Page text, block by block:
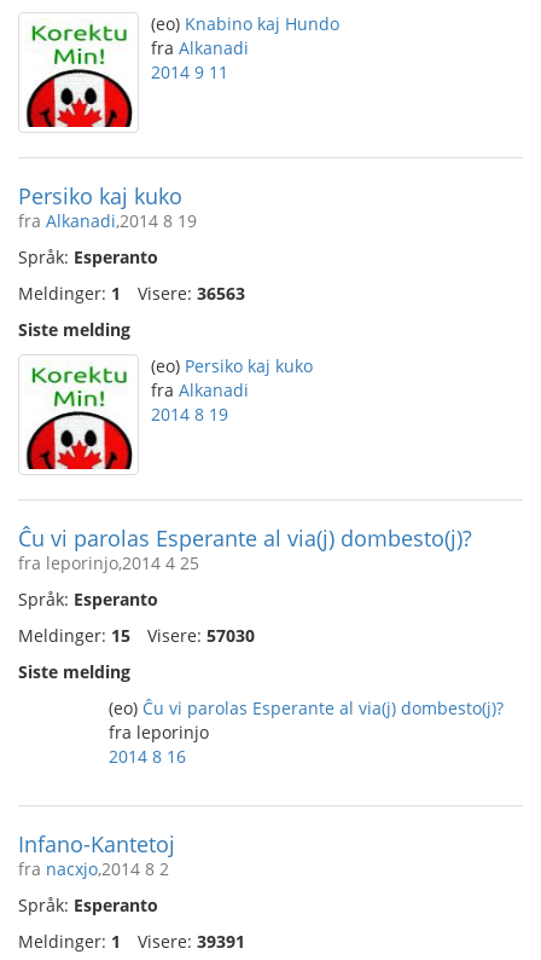
(eo) Knabino kaj Hundo
fra Alkanadi
2014 9 11
Persiko kaj kuko
fra Alkanadi,2014 8 19
Språk: Esperanto
Meldinger: 1 Visere: 36563
Siste melding
(eo) Persiko kaj kuko
fra Alkanadi
2014 8 19
Ĉu vi parolas Esperante al via(j) dombesto(j)?
fra leporinjo,2014 4 25
Språk: Esperanto
Meldinger: 15 Visere: 57030
Siste melding
(eo) Ĉu vi parolas Esperante al via(j) dombesto(j)?
fra leporinjo
2014 8 16
Infano-Kantetoj
fra nacxjo,2014 8 2
Språk: Esperanto
Meldinger: 1 Visere: 39391